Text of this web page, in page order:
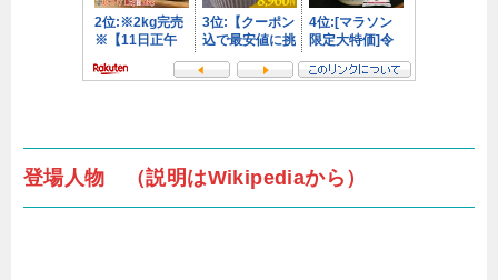
登場人物 （説明はWikipediaから）